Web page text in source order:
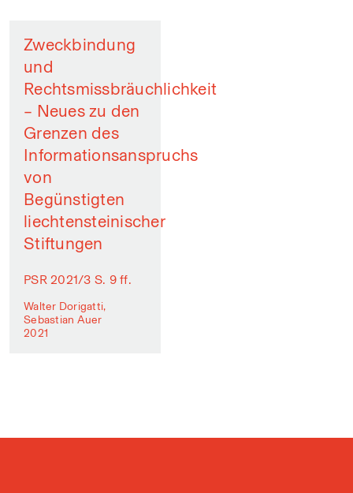
Zweckbindung
und
Rechtsmissbräuchlichkeit
– Neues zu den
Grenzen des
Informationsanspruchs
von
Begünstigten
liechtensteinischer
Stiftungen
PSR 2021/3 S. 9 ff.
Walter Dorigatti,
Sebastian Auer
2021